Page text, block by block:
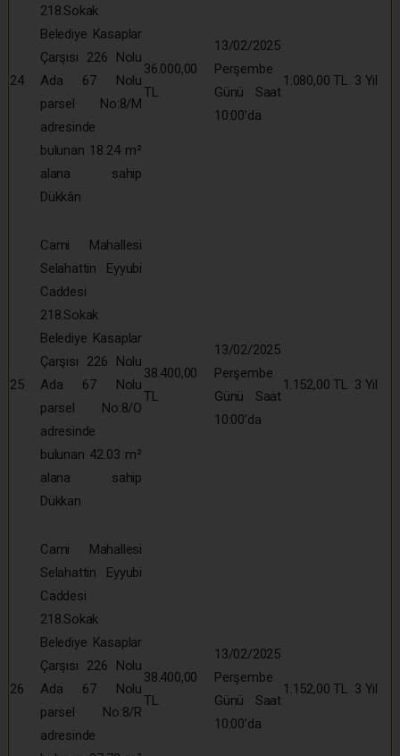
24
218.Sokak
Belediye Kasaplar
Çarşısı 226 Nolu
Ada 67 Nolu
parsel No:8/M
adresinde
bulunan 18.24 m²
alana sahip
Dükkân
36.000,00
TL
13/02/2025
Perşembe
Günü Saat
10:00’da
1.080,00 TL 3 Yıl
25
Cami Mahallesi
Selahattin Eyyubi
Caddesi
218.Sokak
Belediye Kasaplar
Çarşısı 226 Nolu
Ada 67 Nolu
parsel No:8/O
adresinde
bulunan 42.03 m²
alana sahip
Dükkan
38.400,00
TL
13/02/2025
Perşembe
Günü Saat
10:00’da
1.152,00 TL 3 Yıl
26
Cami Mahallesi
Selahattin Eyyubi
Caddesi
218.Sokak
Belediye Kasaplar
Çarşısı 226 Nolu
Ada 67 Nolu
parsel No:8/R
adresinde
38.400,00
TL
13/02/2025
Perşembe
Günü Saat
10:00’da
1.152,00 TL 3 Yıl